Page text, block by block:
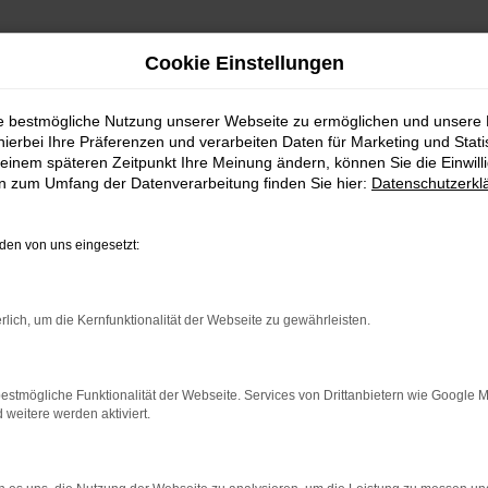
ELSTERWERDA
Sie alles richtig und sitzen im perfekten Fahrzeug für
von Elsterwerda eingerichtet, andererseits ist der Toyota
im Autohaus Schiefelbein. Wir bieten Ihnen den Toyota
oder einen Jahreswagen.
NETWORK ERROR
Cookie Einstellungen
bestmögliche Nutzung unserer Webseite zu ermöglichen und unsere
Ihre Präferenzen und verarbeiten Daten für Marketing und
späteren Zeitpunkt Ihre Meinung ändern, können Sie die
zum Umfang der Datenverarbeitung finden Sie hier:
von uns eingesetzt:
um die Kernfunktionalität der Webseite zu gewährleisten.
Funktionalität der Webseite. Services von Drittanbietern wie Google
weitere werden aktiviert.